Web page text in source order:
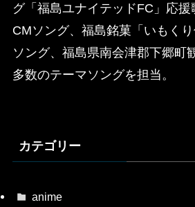
グ「福島ユナイテッドFC」応援
CMソング、福島銘菓「いもく
ソング、福島県南会津郡下郷町
多数のテーマソングを担当。
カテゴリー
anime